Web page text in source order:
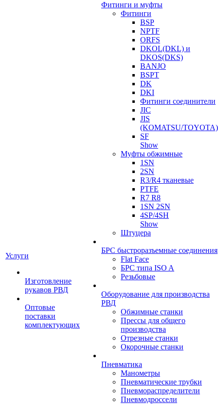
Услуги
Изготовление
рукавов РВД
Оптовые
поставки
комплектующих
Фитинги и муфты
Фитинги
BSP
NPTF
ORFS
DKOL(DKL) и
DKOS(DKS)
BANJO
BSPT
DK
DKI
Фитинги соединители
JIC
JIS
(KOMATSU/TOYOTA)
SF
Show
Муфты обжимные
1SN
2SN
R3/R4 тканевые
PTFE
R7 R8
1SN 2SN
4SP/4SH
Show
Штуцера
БРС быстроразъемные соединения
Flat Face
БРС типа ISO A
Резьбовые
Оборудование для производства
РВД
Обжимные станки
Прессы для общего
производства
Отрезные станки
Окорочные станки
Пневматика
Манометры
Пневматические трубки
Пневмораспределители
Пневмодроссели